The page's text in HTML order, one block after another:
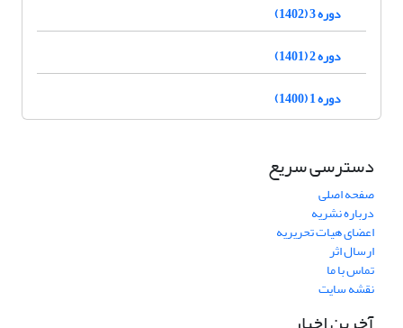
دوره 3 (1402)
دوره 2 (1401)
دوره 1 (1400)
دسترسی سریع
صفحه اصلی
درباره نشریه
اعضای هیات تحریریه
ارسال اثر
تماس با ما
نقشه سایت